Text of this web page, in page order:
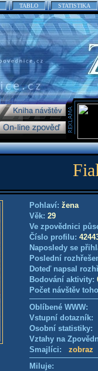
TABLO STATISTIKA
Pohlaví: žena
Věk: 29
Ve zpovědnici
Číslo profilu:
Naposledy se
Poslední
Doteď napsal
Bodování aktivity:
Počet návštěv
Oblíbené WWW:
Vstupní
Osobní
Vztahy na
Smajlíci: zobraz
Miluje: